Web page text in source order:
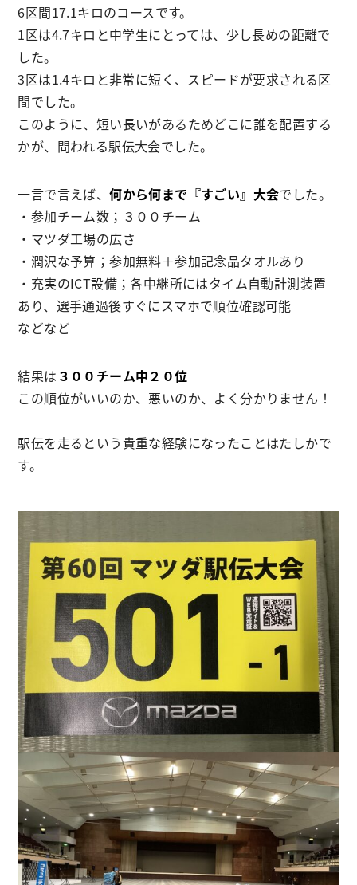
6区間17.1キロのコースです。
1区は4.7キロと中学生にとっては、少し長めの距離で
した。
3区は1.4キロと非常に短く、スピードが要求される区
間でした。
このように、短い長いがあるためどこに誰を配置する
かが、問われる駅伝大会でした。
一言で言えば、何から何まで『すごい』大会でした。
・参加チーム数；３００チーム
・マツダ工場の広さ
・潤沢な予算；参加無料＋参加記念品タオルあり
・充実のICT設備；各中継所にはタイム自動計測装置
あり、選手通過後すぐにスマホで順位確認可能
などなど
結果は ３００チーム中２０位
この順位がいいのか、悪いのか、よく分かりません！
駅伝を走るという貴重な経験になったことはたしかで
す。